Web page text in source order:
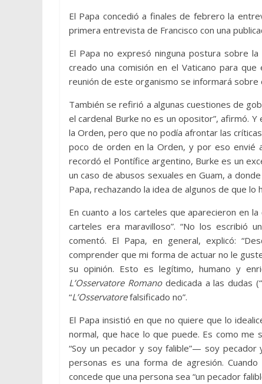
El Papa concedió a finales de febrero la
primera entrevista de Francisco con una
El Papa no expresó ninguna postura sobre
creado una comisión en el Vaticano para
reunión de este organismo se informará
También se refirió a algunas cuestiones de
el cardenal Burke no es un opositor”, afirmó.
la Orden, pero que no podía afrontar las
poco de orden en la Orden, y por eso envié
recordó el Pontífice argentino, Burke es un
un caso de abusos sexuales en Guam, a
Papa, rechazando la idea de algunos de que
En cuanto a los carteles que aparecieron en
carteles era maravilloso”. “No los escribió
comentó. El Papa, en general, explicó:
comprender que mi forma de actuar no le
su opinión. Esto es legítimo, humano y
L’Osservatore Romanodedicada a las dudas
“L’Osservatorefalsificado no”.
El Papa insistió en que no quiere que lo
normal, que hace lo que puede. Es como me
“Soy un pecador y soy falible”— soy
personas es una forma de agresión.
concede que una persona sea “un pecador